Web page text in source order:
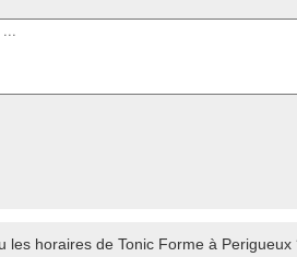
les horaires de Tonic Forme à Perigueux